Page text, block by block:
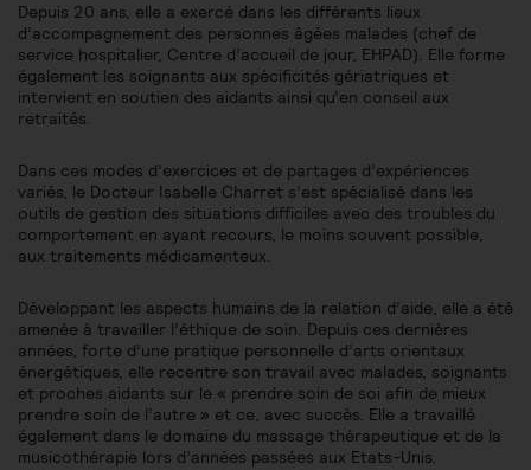
Depuis 20 ans, elle a exercé dans les différents lieux
d’accompagnement des personnes âgées malades (chef de
service hospitalier, Centre d’accueil de jour, EHPAD). Elle forme
également les soignants aux spécificités gériatriques et
intervient en soutien des aidants ainsi qu’en conseil aux
retraités.
Dans ces modes d’exercices et de partages d’expériences
variés, le Docteur Isabelle Charret s’est spécialisé dans les
outils de gestion des situations difficiles avec des troubles du
comportement en ayant recours, le moins souvent possible,
aux traitements médicamenteux.
Développant les aspects humains de la relation d’aide, elle a été
amenée à travailler l’éthique de soin. Depuis ces dernières
années, forte d’une pratique personnelle d’arts orientaux
énergétiques, elle recentre son travail avec malades, soignants
et proches aidants sur le « prendre soin de soi afin de mieux
prendre soin de l’autre » et ce, avec succès. Elle a travaillé
également dans le domaine du massage thérapeutique et de la
musicothérapie lors d’années passées aux Etats-Unis.